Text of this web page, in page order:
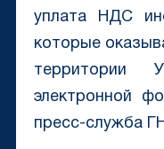
уплата НДС
которые
территории
электронной
пресс-служба